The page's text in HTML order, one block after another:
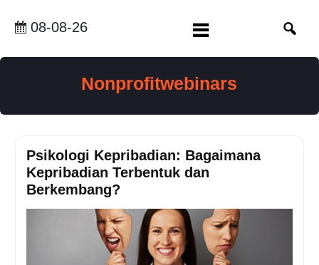
08-08-26
Nonprofitwebinars
Psikologi Kepribadian: Bagaimana
Kepribadian Terbentuk dan
Berkembang?